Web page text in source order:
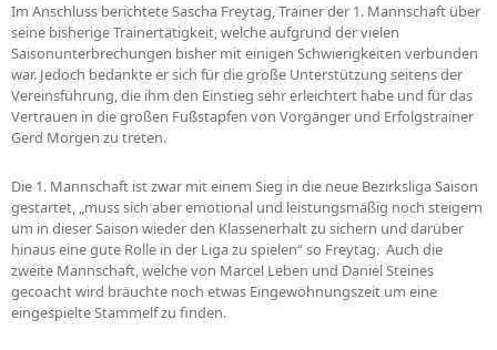
Im Anschluss berichtete Sascha Freytag, Trainer der 1. Mannschaft über
seine bisherige Trainertätigkeit, welche aufgrund der vielen
Saisonunterbrechungen bisher mit einigen Schwierigkeiten verbunden
war. Jedoch bedankte er sich für die große Unterstützung seitens der
Vereinsführung, die ihm den Einstieg sehr erleichtert habe und für das
Vertrauen in die großen Fußstapfen von Vorgänger und Erfolgstrainer
Gerd Morgen zu treten.
Die 1. Mannschaft ist zwar mit einem Sieg in die neue Bezirksliga Saison
gestartet, „muss sich aber emotional und leistungsmäßig noch steigern
um in dieser Saison wieder den Klassenerhalt zu sichern und darüber
hinaus eine gute Rolle in der Liga zu spielen“ so Freytag. Auch die
zweite Mannschaft, welche von Marcel Leben und Daniel Steines
gecoacht wird bräuchte noch etwas Eingewöhnungszeit um eine
eingespielte Stammelf zu finden.